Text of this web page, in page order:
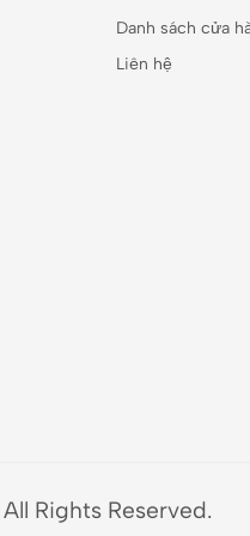
Danh sách cửa
Liên hệ
Rights Reserved.